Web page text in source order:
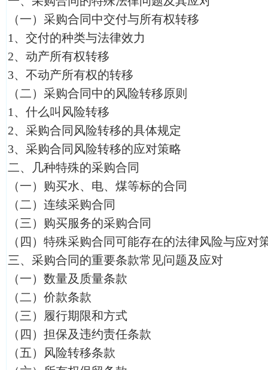
（一）采购合同中交付与所有权转移
1、交付的种类与法律效力
2、动产所有权转移
3、不动产所有权的转移
（二）采购合同中的风险转移原则
1、什么叫风险转移
2、采购合同风险转移的具体规定
3、采购合同风险转移的应对策略
二、几种特殊的采购合同
（一）购买水、电、煤等标的合同
（二）连续采购合同
（三）购买服务的采购合同
（四）特殊采购合同可能存在的法律风险与应对
三、采购合同的重要条款常见问题及应对
（一）数量及质量条款
（二）价款条款
（三）履行期限和方式
（四）担保及违约责任条款
（五）风险转移条款